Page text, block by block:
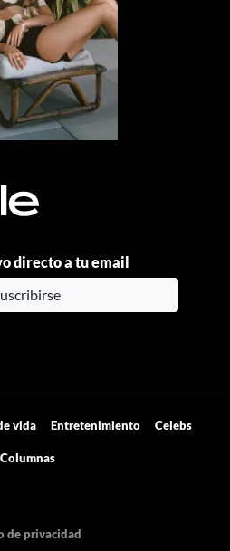
directo a tu email
vida Entretenimiento Celebs
Columnas
de privacidad